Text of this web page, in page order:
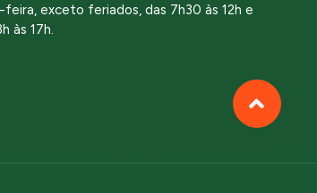
exceto feriados, das 7h30 às 12h e
às 17h.